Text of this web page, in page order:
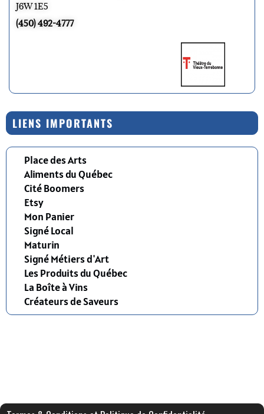
J6W 1E5
(450) 492-4777
LIENS IMPORTANTS
Place des Arts
Aliments du Québec
Cité Boomers
Etsy
Mon Panier
Signé Local
Maturin
Signé Métiers d'Art
Les Produits du Québec
La Boîte à Vins
Créateurs de Saveurs